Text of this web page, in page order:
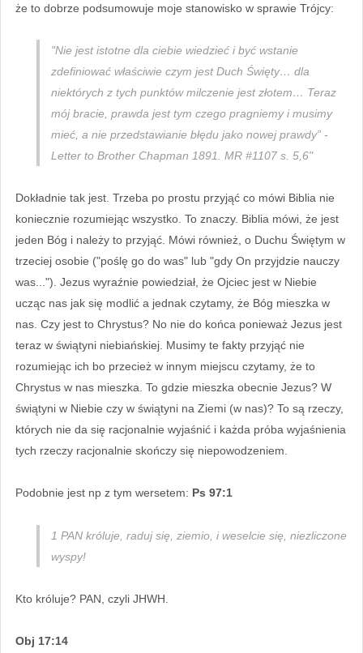
że to dobrze podsumowuje moje stanowisko w sprawie Trójcy:
"Nie jest istotne dla ciebie wiedzieć i być wstanie
zdefiniować właściwie czym jest Duch Święty… dla
niektórych z tych punktów milczenie jest złotem… Teraz
mój bracie, prawda jest tym czego pragniemy i musimy
mieć, a nie przedstawianie błędu jako nowej prawdy” -
Letter to Brother Chapman 1891. MR #1107 s. 5,6"
Dokładnie tak jest. Trzeba po prostu przyjąć co mówi Biblia nie
koniecznie rozumiejąc wszystko. To znaczy. Biblia mówi, że jest
jeden Bóg i należy to przyjąć. Mówi również, o Duchu Świętym w
trzeciej osobie ("poślę go do was" lub "gdy On przyjdzie nauczy
was..."). Jezus wyraźnie powiedział, że Ojciec jest w Niebie
ucząc nas jak się modlić a jednak czytamy, że Bóg mieszka w
nas. Czy jest to Chrystus? No nie do końca ponieważ Jezus jest
teraz w świątyni niebiańskiej. Musimy te fakty przyjąć nie
rozumiejąc ich bo przecież w innym miejscu czytamy, że to
Chrystus w nas mieszka. To gdzie mieszka obecnie Jezus? W
świątyni w Niebie czy w świątyni na Ziemi (w nas)? To są rzeczy,
których nie da się racjonalnie wyjaśnić i każda próba wyjaśnienia
tych rzeczy racjonalnie skończy się niepowodzeniem.
Podobnie jest np z tym wersetem: Ps 97:1
1 PAN króluje, raduj się, ziemio, i weselcie się, niezliczone
wyspy!
Kto króluje? PAN, czyli JHWH.
Obj 17:14